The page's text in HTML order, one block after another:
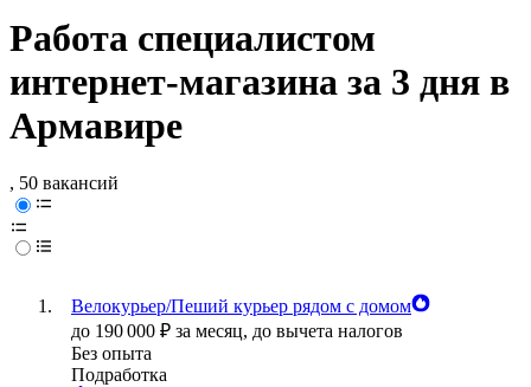
Работа специалистом
интернет-магазина за 3 дня в
Армавире
, 50 вакансий
Велокурьер/Пеший курьер рядом с домом
до 190 000 ₽ за месяц, до вычета налогов
Без опыта
Подработка